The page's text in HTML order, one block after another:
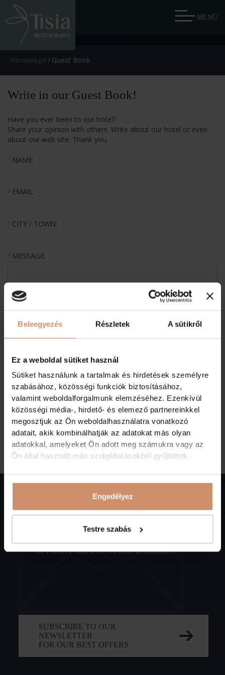
Beleegyezés Részletek A sütikről
Ez a weboldal sütiket használ
Sütiket használunk a tartalmak és hirdetések személyre
szabásához, közösségi funkciók biztosításához,
valamint weboldalforgalmunk elemzéséhez. Ezenkívül
közösségi média-, hirdető- és elemező partnereinkkel
megosztjuk az Ön weboldalhasználatra vonatkozó
adatait, akik kombinálhatják az adatokat más olyan
adatokkal, amelyeket Ön adott meg számukra vagy az
Ön által használt más szolgáltatásokból gyűjtöttek.
Engedélyez
Testre szabás
/ Guest Book
Write in our Guest Book!
Have you ever been to our hotel?
Share your opinion with others. Write about our hotel or even
about our web site. Thank you.
★ NAME:
★ EMAIL:
★ CITY / TOWN:
★ MESSAGE:
CODE:
I read and accept theprivacy policy
SEND
GUESTBOOK MESSAGES
Subscribe,
to receive latest news and actualities!
SUBSCRIBE TO OUR
NEWSLETTER
FOR OUR BEST OFFERS